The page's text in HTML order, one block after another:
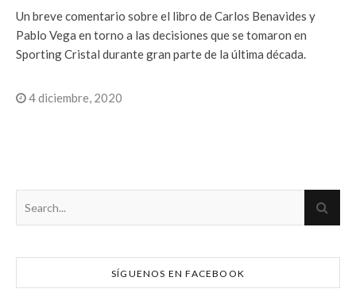
Un breve comentario sobre el libro de Carlos Benavides y
Pablo Vega en torno a las decisiones que se tomaron en
Sporting Cristal durante gran parte de la última década.
4 diciembre, 2020
SÍGUENOS EN FACEBOOK